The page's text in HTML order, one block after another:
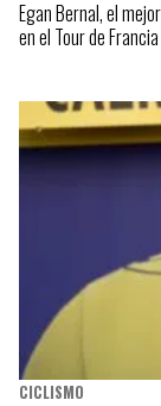
Egan Bernal, el
en el Tour de
CICLISMO